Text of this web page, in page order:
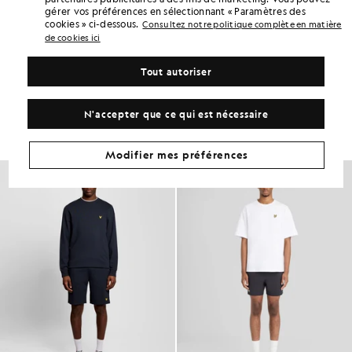
DÉTAILS DU PRODUIT
ADAPTATION DU PRODUIT
Adoptez ce look
Composez une tenue complète avec des pièces raffinées, conçues
pour rehausser votre garde-robe.
gérer vos préférences en sélectionnant « Paramètres des
cookies » ci-dessous. Consultez notre politique complète en matière
de cookies ici
N'accepter que ce qui est nécessaire
Tout autoriser
Modifier mes préférences